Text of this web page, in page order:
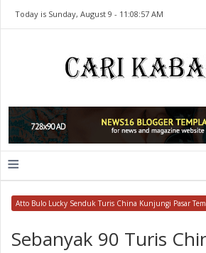
Today is Sunday, August 9 - 11:08:57 AM
≡
Atto Bulo Lucky Senduk Turis China Kunjungi Pasar
Sebanyak 90 Turis